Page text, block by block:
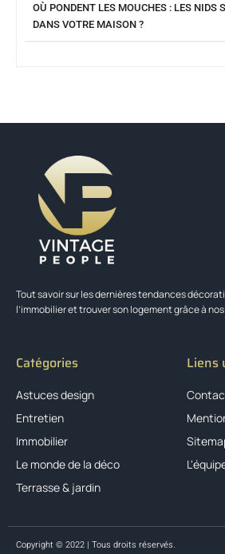
OÙ PONDENT LES MOUCHES : LES NIDS
DANS VOTRE MAISON ?
Tout savoir sur les dernières tendances
l’immobilier et trouver son logement grâce à
Catégories
Astuces design
Entretien
Immobilier
Le monde de la déco
Terrasse & jardin
Liens
Copyright © 2022 | Tous droits réservés.